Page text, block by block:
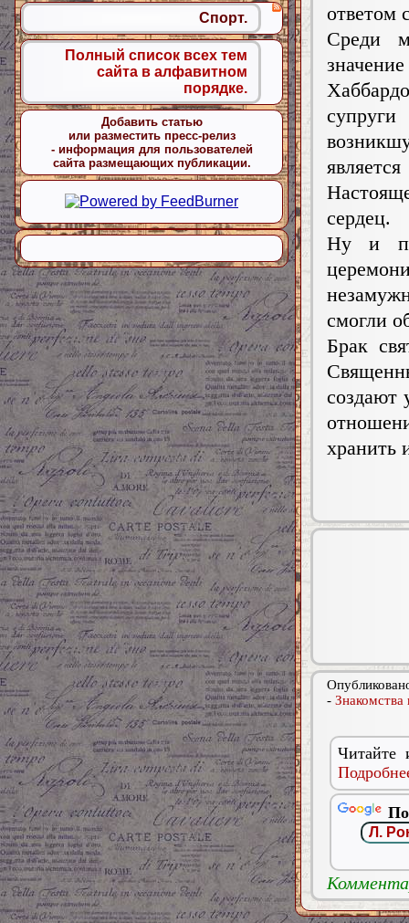
ответом
Среди
сердец.
Ну и по
смогли
Брак
создают
хранить
- Знакомства
Читайте
Спорт.
Полный список всех тем
сайта в алфавитном
порядке.
Добавить статью
или разместить пресс-релиз
- информация для пользователей
сайта размещающих публикации.